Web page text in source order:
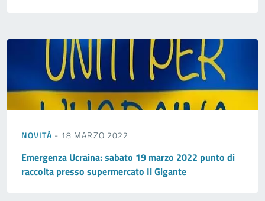
NOVITÀ - 18 MARZO 2022
Emergenza Ucraina: sabato 19 marzo 2022 punto di
raccolta presso supermercato Il Gigante